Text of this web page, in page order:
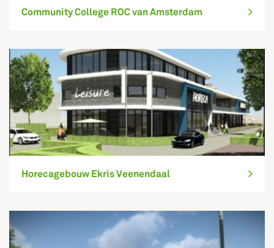
Community College ROC van Amsterdam
Horecagebouw Ekris Veenendaal